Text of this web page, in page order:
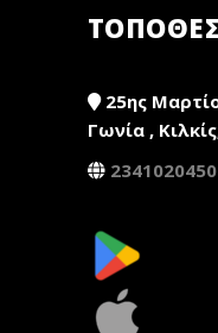
25ης
Γωνία ,
2341020450